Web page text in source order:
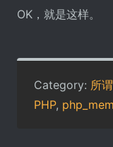
OK，就是这样。
Category: 所
PHP,